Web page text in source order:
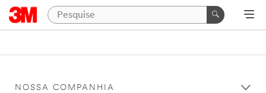
NOSSA COMPANHIA